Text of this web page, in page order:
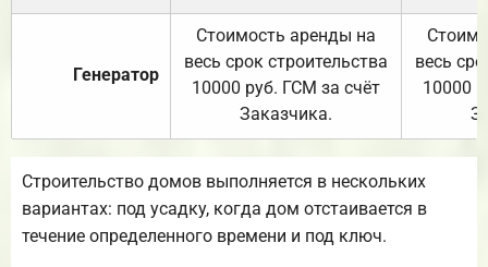
Генератор
Стоимость аренды на
весь срок строительства
10000 руб. ГСМ за счёт
Заказчика.
весь
10000
Строительство домов выполняется в нескольких
вариантах: под усадку, когда дом отстаивается в
течение определенного времени и под ключ.